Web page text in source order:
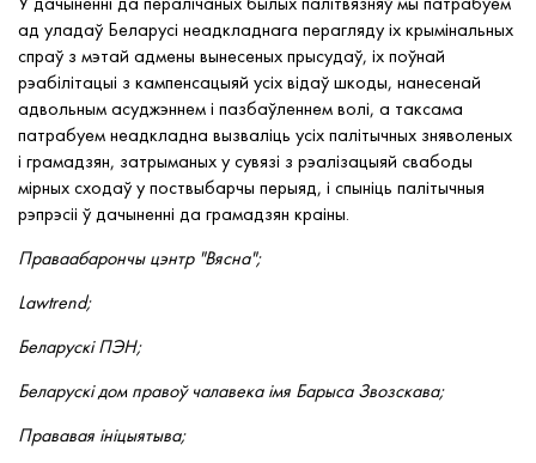
ад уладаў Беларусі неадкладнага перагляду іх крымінальных
спраў з мэтай адмены вынесеных прысудаў, іх поўнай
рэабілітацыі з кампенсацыяй усіх відаў шкоды, нанесенай
адвольным асуджэннем і пазбаўленнем волі, а таксама
патрабуем неадкладна вызваліць усіх палітычных зняволеных
і грамадзян, затрыманых у сувязі з рэалізацыяй свабоды
мірных сходаў у поствыбарчы перыяд, і спыніць палітычныя
рэпрэсіі ў дачыненні да грамадзян краіны.
Праваабарончы цэнтр "Вясна";
Lawtrend;
Беларускі ПЭН;
Беларускі дом правоў чалавека імя Барыса Звозскава;
Прававая ініцыятыва;